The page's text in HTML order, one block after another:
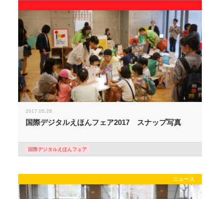
2017.05.28
国際デジタルえほんフェア2017 スナップ写真
国際デジタルえほんフェア
ニュース